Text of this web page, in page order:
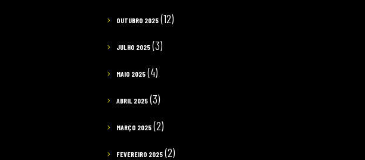
OUTUBRO 2025 (12)
JULHO 2025 (3)
MAIO 2025 (4)
ABRIL 2025 (3)
MARÇO 2025 (2)
FEVEREIRO 2025 (2)